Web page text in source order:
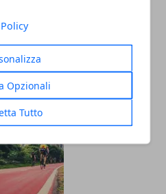
Opzionali
Tutto
del Mercato